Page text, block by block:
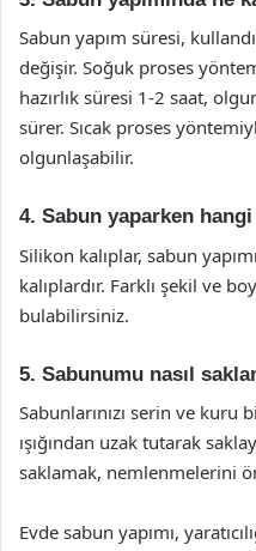
Sabun yapım süresi,
değişir. Soğuk proses
hazırlık süresi 1-2 saat,
sürer. Sıcak proses
olgunlaşabilir.
4. Sabun yaparken
Silikon kalıplar, sabun
kalıplardır. Farklı şekil ve
bulabilirsiniz.
5. Sabunumu nasıl
Sabunlarınızı serin ve
ışığından uzak tutarak
saklamak, nemlenmelerini
Evde sabun yapımı,